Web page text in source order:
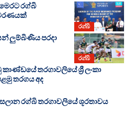
රග්බි
රග්බි
රග්බි
ලුම්බිණිය පරදා
තරගාවලියේ ශ්‍රී ලංකා
තරගය අද
රග්බි තරගාවලියේ ශූරතාවය